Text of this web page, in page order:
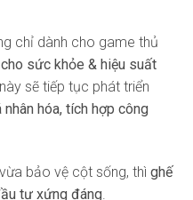
chỉ dành cho game thủ
sức khỏe & hiệu suất
sẽ tiếp tục phát triển
hóa, tích hợp công
bảo vệ cột sống, thì ghế
tư xứng đáng